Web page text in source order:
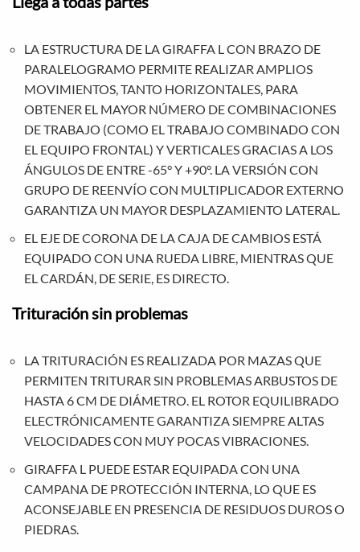
LA ESTRUCTURA DE LA GIRAFFA L CON BRAZO DE
PARALELOGRAMO PERMITE REALIZAR AMPLIOS
MOVIMIENTOS, TANTO HORIZONTALES, PARA
OBTENER EL MAYOR NÚMERO DE COMBINACIONES
DE TRABAJO (COMO EL TRABAJO COMBINADO CON
EL EQUIPO FRONTAL) Y VERTICALES GRACIAS A LOS
ÁNGULOS DE ENTRE -65° Y +90°. LA VERSIÓN CON
GRUPO DE REENVÍO CON MULTIPLICADOR EXTERNO
GARANTIZA UN MAYOR DESPLAZAMIENTO LATERAL.
EL EJE DE CORONA DE LA CAJA DE CAMBIOS ESTÁ
EQUIPADO CON UNA RUEDA LIBRE, MIENTRAS QUE
EL CARDÁN, DE SERIE, ES DIRECTO.
Trituración sin problemas
LA TRITURACIÓN ES REALIZADA POR MAZAS QUE
PERMITEN TRITURAR SIN PROBLEMAS ARBUSTOS DE
HASTA 6 CM DE DIÁMETRO. EL ROTOR EQUILIBRADO
ELECTRÓNICAMENTE GARANTIZA SIEMPRE ALTAS
VELOCIDADES CON MUY POCAS VIBRACIONES.
GIRAFFA L PUEDE ESTAR EQUIPADA CON UNA
CAMPANA DE PROTECCIÓN INTERNA, LO QUE ES
ACONSEJABLE EN PRESENCIA DE RESIDUOS DUROS O
PIEDRAS.